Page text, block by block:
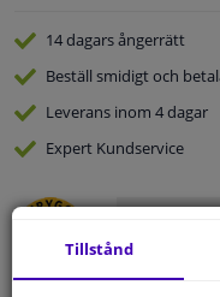
14 dagarsångerrätt
Beställ smidigt och
Leverans inom 4 dagar
Expert Kundservice
Ställ din
Tillstånd